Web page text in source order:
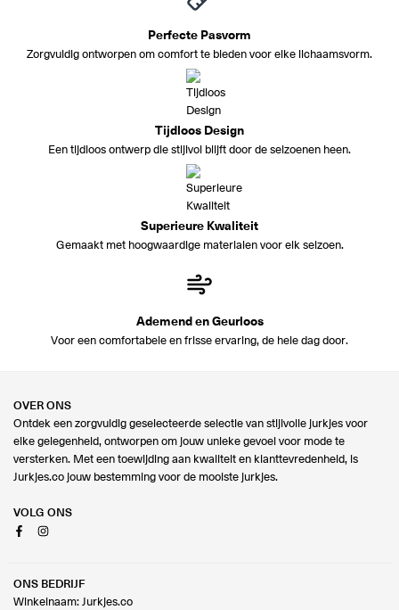
Perfecte Pasvorm
Zorgvuldig ontworpen om comfort te bieden voor elke lichaamsvorm.
Tijdloos Design
Een tijdloos ontwerp die stijlvol blijft door de seizoenen heen.
Superieure Kwaliteit
Gemaakt met hoogwaardige materialen voor elk seizoen.
Ademend en Geurloos
Voor een comfortabele en frisse ervaring, de hele dag door.
OVER ONS
Ontdek een zorgvuldig geselecteerde selectie van stijlvolle jurkjes voor
elke gelegenheid, ontworpen om jouw unieke gevoel voor mode te
versterken. Met een toewijding aan kwaliteit en klanttevredenheid, is
Jurkjes.co jouw bestemming voor de mooiste jurkjes.
VOLG ONS
FacebookInstagram
ONS BEDRIJF
Winkelnaam: Jurkjes.co